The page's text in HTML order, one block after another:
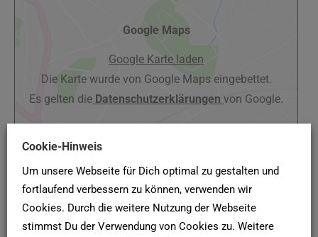
Google Maps
Google Karte laden
Die Karte wurde von Google Maps eingebettet.
Es gelten die Datenschutzerklärungen von Google.
(Quelle: Baugenossenschaft Esslingen e.G., Stand
November 2021)
Cookie-Hinweis
Um unsere Webseite für Dich optimal zu gestalten und
fortlaufend verbessern zu können, verwenden wir
Cookies. Durch die weitere Nutzung der Webseite
stimmst Du der Verwendung von Cookies zu. Weitere